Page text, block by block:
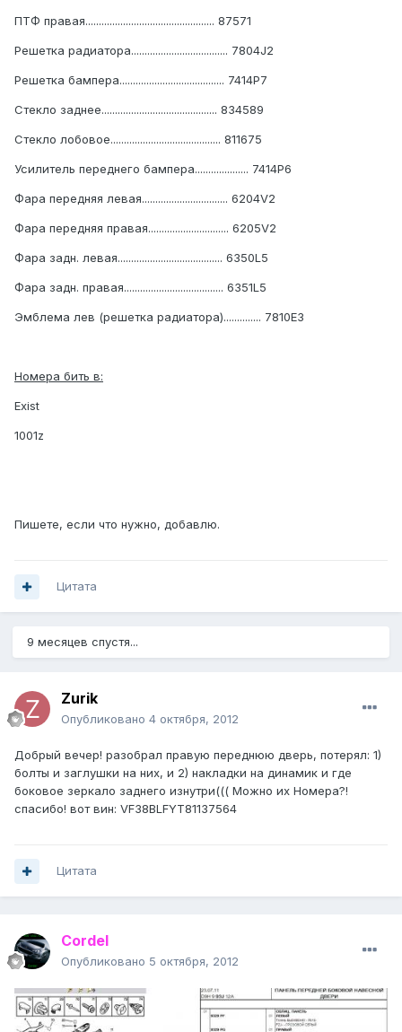
ПТФ правая................................................ 87571
Решетка радиатора.................................... 7804J2
Решетка бампера....................................... 7414P7
Стекло заднее........................................... 834589
Стекло лобовое......................................... 811675
Усилитель переднего бампера.................... 7414P6
Фара передняя левая................................ 6204V2
Фара передняя правая.............................. 6205V2
Фара задн. левая....................................... 6350L5
Фара задн. правая..................................... 6351L5
Эмблема лев (решетка радиатора).............. 7810E3
Номера бить в:
Exist
1001z
Пишете, если что нужно, добавлю.
Цитата
9 месяцев спустя...
Zurik
Опубликовано 4 октября, 2012
Добрый вечер! разобрал правую переднюю дверь, потерял: 1)
болты и заглушки на них, и 2) накладки на динамик и где
боковое зеркало заднего изнутри((( Можно их Номера?!
спасибо! вот вин: VF38BLFYT81137564
Цитата
Cordel
Опубликовано 5 октября, 2012